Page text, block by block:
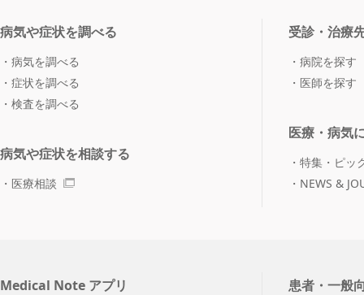
病気や症状を調べる
病気を調べる
症状を調べる
検査を調べる
病気や症状を相談する
医療相談
受診・治療
病院を探す
医師を探す
医療・病気
特集・ピッ
NEWS &
Medical Note アプリ 患者・一般